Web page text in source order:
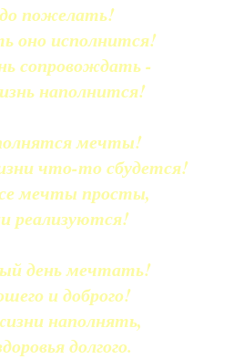
пожелать!
оно исполнится!
сопровождать -
наполнится!
мечты!
что-то сбудется!
мечты просты,
реализуются!
день мечтать!
и доброго!
наполнять,
долгого.